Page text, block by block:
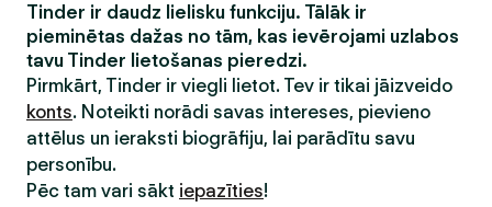
Tinder ir daudz lielisku funkciju. Tālāk ir
pieminētas dažas no tām, kas ievērojami uzlabos
tavu Tinder lietošanas pieredzi.
Pirmkārt, Tinder ir viegli lietot. Tev ir tikai jāizveido
konts. Noteikti norādi savas intereses, pievieno
attēlus un ieraksti biogrāfiju, lai parādītu savu
personību.
Pēc tam vari sākt iepazīties!